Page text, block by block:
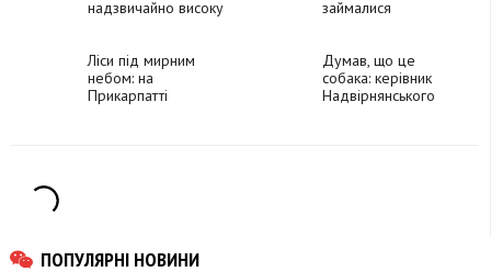
надзвичайно високу
займалися
Ліси під мирним
небом: на
Прикарпатті
Думав, що це
собака: керівник
Надвірнянського
ПОПУЛЯРНІ НОВИНИ